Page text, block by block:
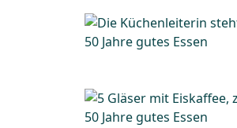
50 Jahre gutes Essen
50 Jahre gutes Essen